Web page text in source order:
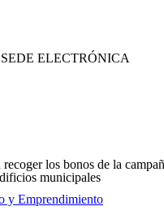
SEDE ELECTRÓNICA
los bonos de la
municipales
y Emprendimiento